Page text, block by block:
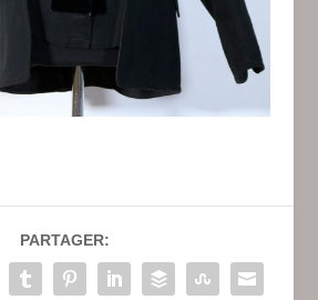
PARTAGER: